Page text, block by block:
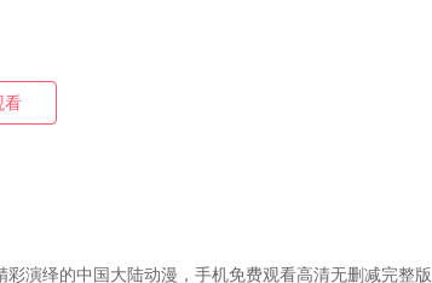
看
演绎的中国大陆动漫，手机免费观看高清无删减完整版